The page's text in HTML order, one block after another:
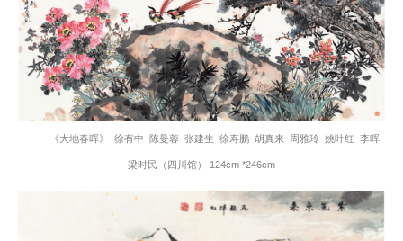
《大地春晖》 徐有中 陈曼蓉 张建生 徐寿鹏 胡真来 周雅玲 姚叶红 李晖
梁时民 （四川馆） 124cm *246cm